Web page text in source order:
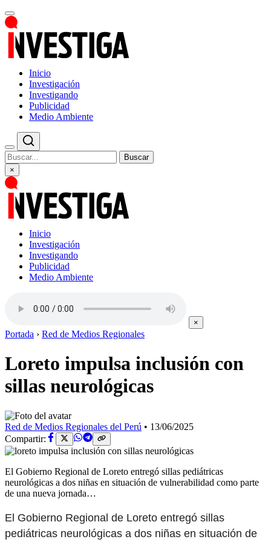
Inicio
Investigación
Investigando
Publicidad
Medio Ambiente
Buscar
×
Inicio
Investigación
Investigando
Publicidad
Medio Ambiente
×
Portada › Red de Medios Regionales
Loreto impulsa inclusión con
sillas neurológicas
Red de Medios Regionales del Perú • 13/06/2025
Compartir:
El Gobierno Regional de Loreto entregó sillas pediátricas
neurológicas a dos niñas en situación de vulnerabilidad como parte
de una nueva jornada…
El Gobierno Regional de Loreto entregó sillas
pediátricas neurológicas a dos niñas en situación de